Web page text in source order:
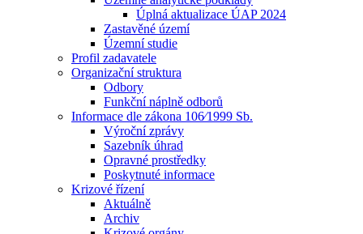
Úplná aktualizace ÚAP 2024
Zastavěné území
Územní studie
Profil zadavatele
Organizační struktura
Odbory
Funkční náplně odborů
Informace dle zákona 106⁄1999 Sb.
Výroční zprávy
Sazebník úhrad
Opravné prostředky
Poskytnuté informace
Krizové řízení
Aktuálně
Archiv